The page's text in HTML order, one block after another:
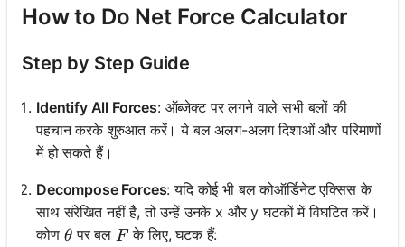
How to Do Net Force Calculator
Step by Step Guide
Identify All Forces: ऑब्जेक्ट पर लगने वाले सभी बलों की
पहचान करके शुरुआत करें। ये बल अलग-अलग दिशाओं और परिमाणों
में हो सकते हैं।
Decompose Forces: यदि कोई भी बल कोऑर्डिनेट एक्सिस के
साथ संरेखित नहीं है, तो उन्हें उनके x और y घटकों में विघटित करें।
कोण \theta
θपर बल F
Fके लिए, घटक हैं: